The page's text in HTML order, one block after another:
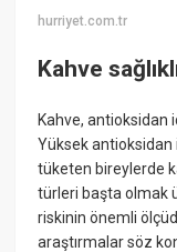
hurriyet.com.tr
Kahve
Kahve, antioksidan
Yüksek
tüketen bireylerde
türleri başta olmak
riskinin önemli
araştırmalar söz